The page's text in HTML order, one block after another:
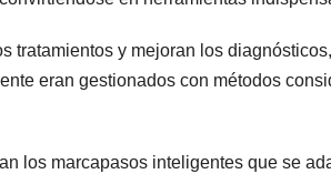
‍tratamientos y ⁣mejoran los
eran gestionados con ‍métodos
los marcapasos inteligentes‌ que se